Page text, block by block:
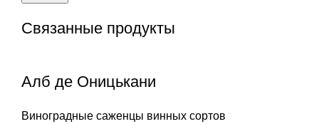
Связанные продукты
Алб де Оницькани
Виноградные саженцы винных сортов